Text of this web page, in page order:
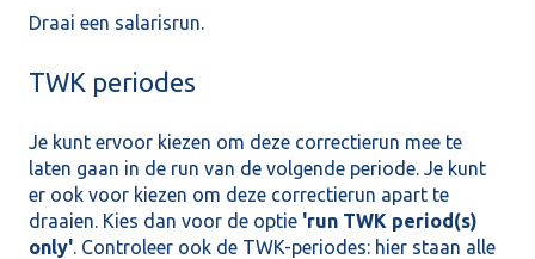
Draai een salarisrun.
TWK periodes
Je kunt ervoor kiezen om deze correctierun mee te
laten gaan in de run van de volgende periode. Je kunt
er ook voor kiezen om deze correctierun apart te
draaien. Kies dan voor de optie 'run TWK period(s)
only'. Controleer ook de TWK-periodes: hier staan alle